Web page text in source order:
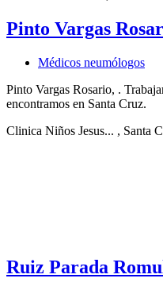
Pinto Vargas
Médicos neumólogos
Pinto Vargas Rosario, .
encontramos en Santa Cruz.
Clinica Niños Jesus... , Santa
Ruiz Parada